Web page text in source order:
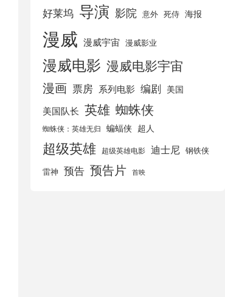
好莱坞 导演 影院 意外 死侍 海报
漫威 漫威宇宙 漫威影业
漫威电影 漫威电影宇宙
漫画 票房 系列电影 编剧 美国
美国队长 英雄 蜘蛛侠
蜘蛛侠：英雄无归 蝙蝠侠 超人
超级英雄 超级英雄电影 迪士尼 钢铁侠
雷神 预告 预告片 首映